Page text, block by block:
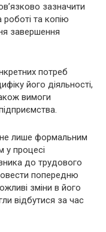
зазначити
та копію
завершення
потреб
його діяльності,
вимоги
лише формальним
процесі
до трудового
попередню
зміни в його
відбутися за час